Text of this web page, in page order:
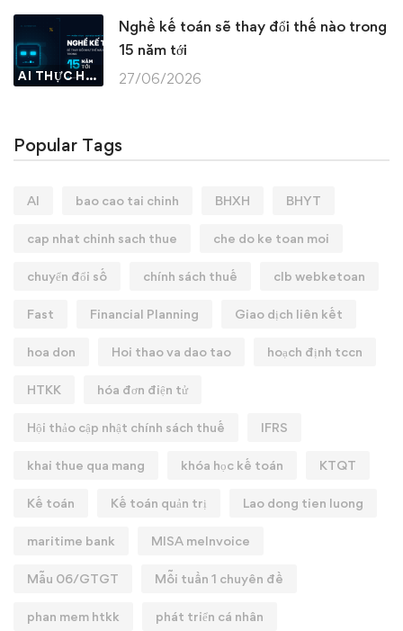
AI THỰC HÀNH
Nghề kế toán sẽ thay đổi thế nào trong
15 năm tới
27/06/2026
Popular Tags
AI bao cao tai chinh BHXH BHYT
cap nhat chinh sach thue che do ke toan moi
chuyển đổi số chính sách thuế clb webketoan
Fast Financial Planning Giao dịch liên kết
hoa don Hoi thao va dao tao hoạch định tccn
HTKK hóa đơn điện tử
Hội thảo cập nhật chính sách thuế IFRS
khai thue qua mang khóa học kế toán KTQT
Kế toán Kế toán quản trị Lao dong tien luong
maritime bank MISA meInvoice
Mẫu 06/GTGT Mỗi tuần 1 chuyên đề
phan mem htkk phát triển cá nhân